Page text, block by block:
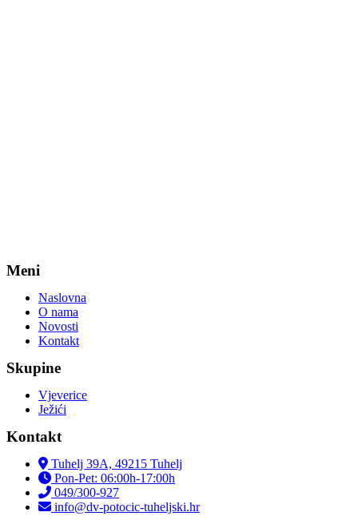
Meni
Naslovna
O nama
Novosti
Kontakt
Skupine
Vjeverice
Ježići
Kontakt
Tuhelj 39A, 49215 Tuhelj
Pon-Pet: 06:00h-17:00h
049/300-927
info@dv-potocic-tuheljski.hr